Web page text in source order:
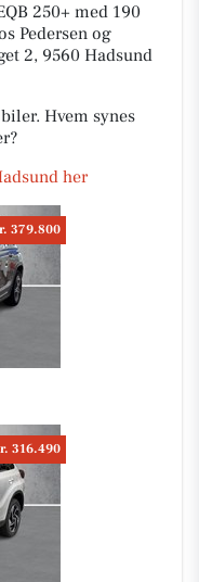
250+ med 190
Pedersen og
2, 9560 Hadsund
Hvem synes
her
379.800
316.490